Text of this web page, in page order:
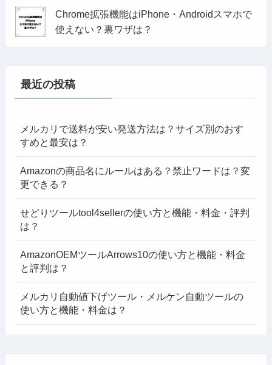
Chrome拡張機能はiPhone・Androidスマホで
使えない？裏ワザは？
最近の投稿
メルカリで送料が安い発送方法は？サイズ別のおす
すめと最安は？
Amazonの商品名にルールはある？禁止ワードは？変
更できる？
せどりツールtool4sellerの使い方と機能・料金・評判
は？
AmazonOEMツールArrows10の使い方と機能・料金
と評判は？
メルカリ自動値下げツール・メルケン自動ツールの
使い方と機能・料金は？